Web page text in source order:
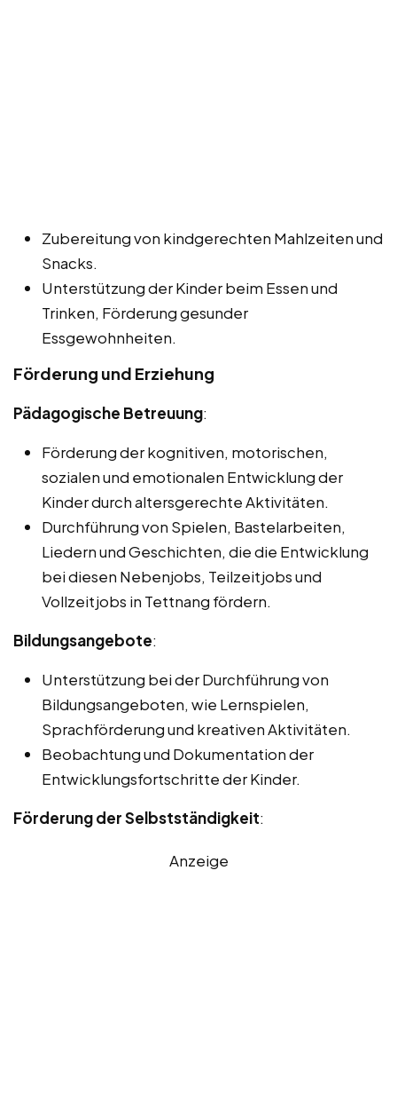
Zubereitung von kindgerechten Mahlzeiten und
Snacks.
Unterstützung der Kinder beim Essen und
Trinken, Förderung gesunder
Essgewohnheiten.
Förderung und Erziehung
Pädagogische Betreuung:
Förderung der kognitiven, motorischen,
sozialen und emotionalen Entwicklung der
Kinder durch altersgerechte Aktivitäten.
Durchführung von Spielen, Bastelarbeiten,
Liedern und Geschichten, die die Entwicklung
bei diesen Nebenjobs, Teilzeitjobs und
Vollzeitjobs in Tettnang fördern.
Bildungsangebote:
Unterstützung bei der Durchführung von
Bildungsangeboten, wie Lernspielen,
Sprachförderung und kreativen Aktivitäten.
Beobachtung und Dokumentation der
Entwicklungsfortschritte der Kinder.
Förderung der Selbstständigkeit:
Anzeige